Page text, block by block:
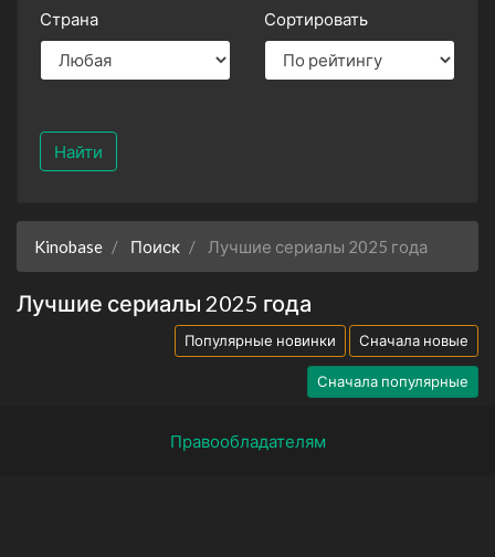
Страна Сортировать
Найти
Kinobase Поиск Лучшие сериалы 2025 года
Лучшие сериалы 2025 года
Популярные новинки Сначала новые
Сначала популярные
Правообладателям